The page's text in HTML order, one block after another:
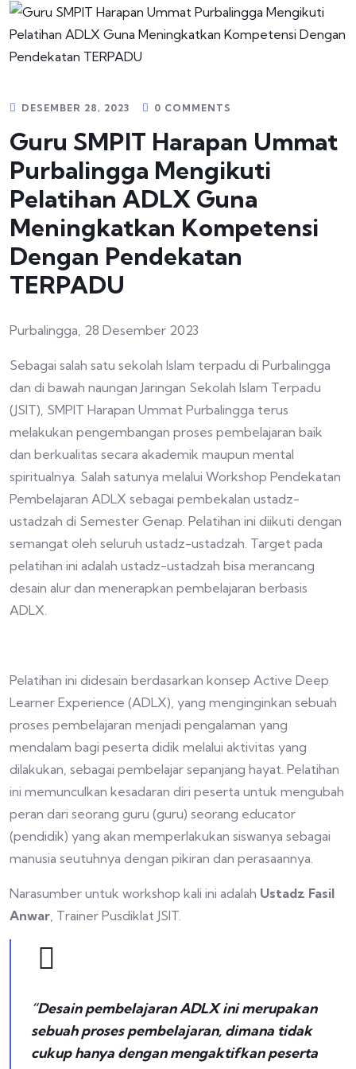
DESEMBER 28, 2023 0 COMMENTS
Guru SMPIT Harapan Ummat
Purbalingga Mengikuti
Pelatihan ADLX Guna
Meningkatkan Kompetensi
Dengan Pendekatan
TERPADU
Purbalingga, 28 Desember 2023
Sebagai salah satu sekolah Islam terpadu di Purbalingga
dan di bawah naungan Jaringan Sekolah Islam Terpadu
(JSIT), SMPIT Harapan Ummat Purbalingga terus
melakukan pengembangan proses pembelajaran baik
dan berkualitas secara akademik maupun mental
spiritualnya. Salah satunya melalui Workshop Pendekatan
Pembelajaran ADLX sebagai pembekalan ustadz-
ustadzah di Semester Genap. Pelatihan ini diikuti dengan
semangat oleh seluruh ustadz-ustadzah. Target pada
pelatihan ini adalah ustadz-ustadzah bisa merancang
desain alur dan menerapkan pembelajaran berbasis
ADLX.
Pelatihan ini didesain berdasarkan konsep Active Deep
Learner Experience (ADLX), yang menginginkan sebuah
proses pembelajaran menjadi pengalaman yang
mendalam bagi peserta didik melalui aktivitas yang
dilakukan, sebagai pembelajar sepanjang hayat. Pelatihan
ini memunculkan kesadaran diri peserta untuk mengubah
peran dari seorang guru (guru) seorang educator
(pendidik) yang akan memperlakukan siswanya sebagai
manusia seutuhnya dengan pikiran dan perasaannya.
Narasumber untuk workshop kali ini adalah Ustadz Fasil
Anwar, Trainer Pusdiklat JSIT.
“Desain pembelajaran ADLX ini merupakan
sebuah proses pembelajaran, dimana tidak
cukup hanya dengan mengaktifkan peserta